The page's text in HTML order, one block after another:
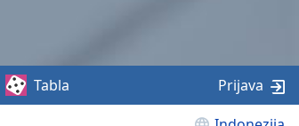
Tabla Prijava